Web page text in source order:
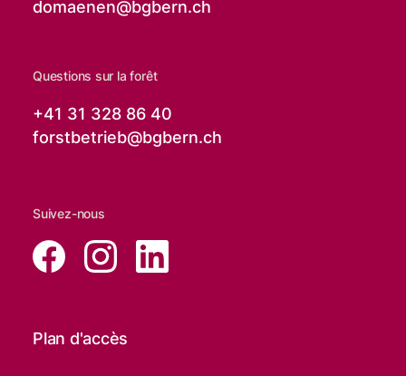
domaenen@bgbern.ch
Questions sur la forêt
+41 31 328 86 40
forstbetrieb@bgbern.ch
Suivez-nous
Plan d'accès